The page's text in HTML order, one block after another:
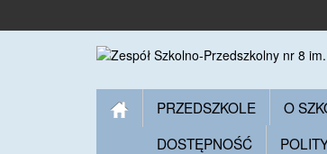
PRZEDSZKOLE O
DOSTĘPNOŚĆ